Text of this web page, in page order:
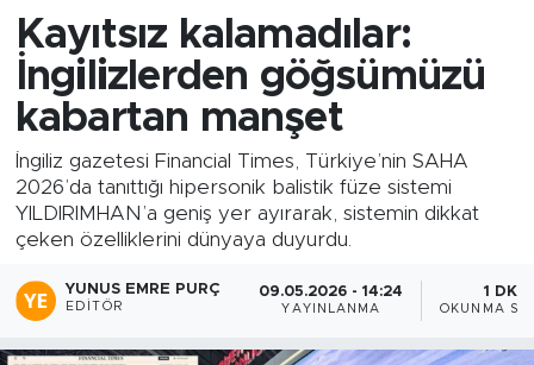
Kayıtsız kalamadılar:
İngilizlerden göğsümüzü
kabartan manşet
İngiliz gazetesi Financial Times, Türkiye’nin SAHA
2026’da tanıttığı hipersonik balistik füze sistemi
YILDIRIMHAN’a geniş yer ayırarak, sistemin dikkat
çeken özelliklerini dünyaya duyurdu.
YUNUS EMRE PURÇ
EDITÖR
09.05.2026 - 14:24
YAYINLANMA
1 DK
OKUNMA
Samsun Rehberi
Resmi İlanlar
SAMSUN Namaz Vakitleri
Samsun Trafik Yoğunluk Haritası
Süper Lig Puan Durumu ve Fikstür
Tüm Manşetler
Son Dakika Haberleri